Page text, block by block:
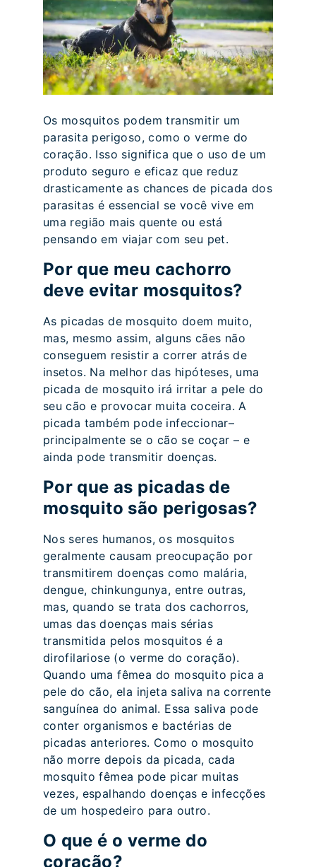
Os mosquitos podem transmitir um
parasita perigoso, como o verme do
coração. Isso significa que o uso de um
produto seguro e eficaz que reduz
drasticamente as chances de picada dos
parasitas é essencial se você vive em
uma região mais quente ou está
pensando em viajar com seu pet.
Por que meu cachorro
deve evitar mosquitos?
As picadas de mosquito doem muito,
mas, mesmo assim, alguns cães não
conseguem resistir a correr atrás de
insetos. Na melhor das hipóteses, uma
picada de mosquito irá irritar a pele do
seu cão e provocar muita coceira. A
picada também pode infeccionar–
principalmente se o cão se coçar – e
ainda pode transmitir doenças.
Por que as picadas de
mosquito são perigosas?
Nos seres humanos, os mosquitos
geralmente causam preocupação por
transmitirem doenças como malária,
dengue, chinkungunya, entre outras,
mas, quando se trata dos cachorros,
umas das doenças mais sérias
transmitida pelos mosquitos é a
dirofilariose (o verme do coração).
Quando uma fêmea do mosquito pica a
pele do cão, ela injeta saliva na corrente
sanguínea do animal. Essa saliva pode
conter organismos e bactérias de
picadas anteriores. Como o mosquito
não morre depois da picada, cada
mosquito fêmea pode picar muitas
vezes, espalhando doenças e infecções
de um hospedeiro para outro.
O que é o verme do
coração?